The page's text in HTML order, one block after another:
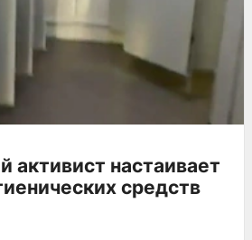
активист настаивает
средств